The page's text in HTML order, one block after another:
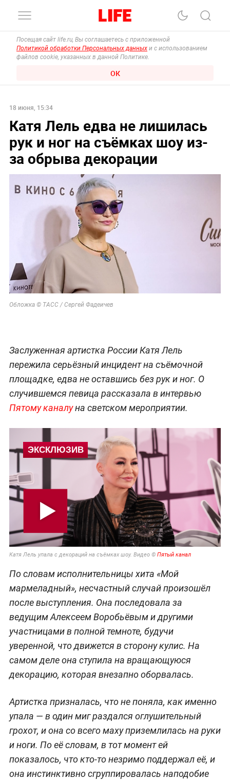
Посещая сайт life.ru, Вы соглашаетесь с приложенной
Политикой обработки Персональных данных и с использованием
файлов cookie, указанных в данной Политике.
ОК
18 июня, 15:34
Катя Лель едва не лишилась
рук и ног на съёмках шоу из-
за обрыва декорации
Обложка © ТАСС / Сергей Фадеичев
Заслуженная артистка России Катя Лель
пережила серьёзный инцидент на съёмочной
площадке, едва не оставшись без рук и ног. О
случившемся певица рассказала в интервью
Пятому каналуна светском мероприятии.
Катя Лель упала с декораций на съёмках шоу. Видео © Пятый канал
По словам исполнительницы хита «Мой
мармеладный», несчастный случай произошёл
после выступления. Она последовала за
ведущим Алексеем Воробьёвым и другими
участницами в полной темноте, будучи
уверенной, что движется в сторону кулис. На
самом деле она ступила на вращающуюся
декорацию, которая внезапно оборвалась.
Артистка призналась, что не поняла, как именно
упала — в один миг раздался оглушительный
грохот, и она со всего маху приземлилась на руки
и ноги. По её словам, в тот момент ей
показалось, что кто-то незримо поддержал её, и
она инстинктивно сгруппировалась наподобие